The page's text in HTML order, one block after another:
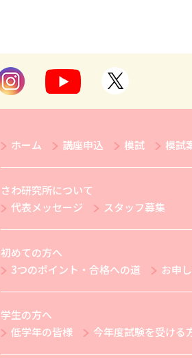
ホーム 講座申込 模試 模試
さわ研究所について
代表メッセージ
スタッフ募集
初めての方へ
3つのポイント・合格への道
お申
学生の方へ
低学年の皆様
今年度試験を受ける